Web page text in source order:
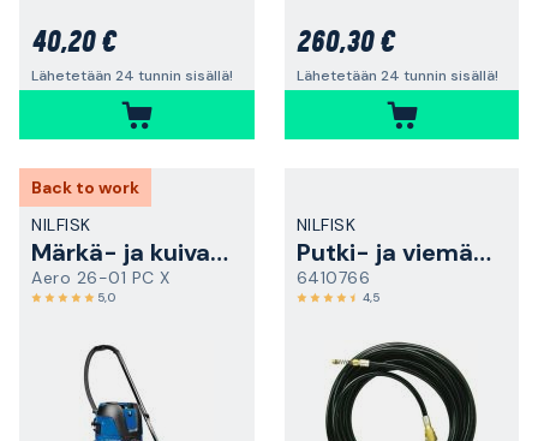
40,20 €
Lähetetään 24 tunnin sisällä!
260,30 €
Lähetetään 24 tunnin sisällä!
Back to work
NILFISK
Märkä- ja kuivaimuri
Aero 26-01 PC X
5,0
NILFISK
Putki- ja viemärinavausletku
6410766
4,5